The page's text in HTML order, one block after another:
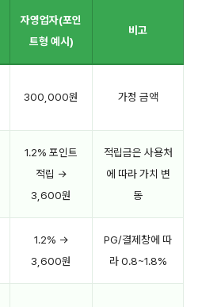
자영업자(포인
트형 예시)
비고
300,000원 가정 금액
1.2% 포인트
적립 →
3,600원
적립금은 사용처
에 따라 가치 변
동
1.2% →
3,600원
PG/결제창에 따
라 0.8~1.8%